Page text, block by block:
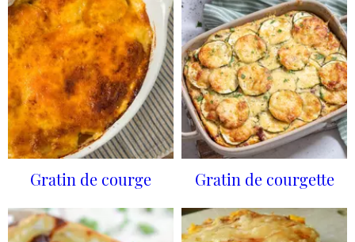
Gratin de courge Gratin de courgette